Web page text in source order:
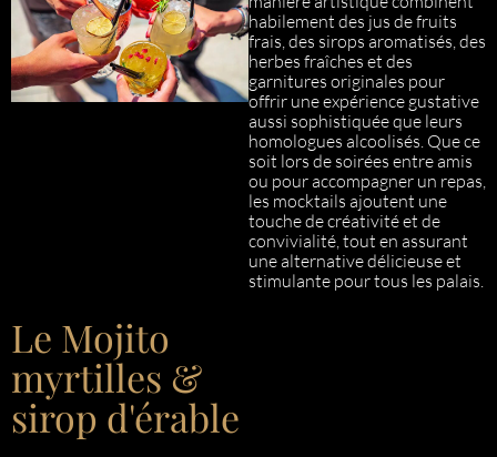
habilement des jus de fruits
frais, des sirops aromatisés, des
herbes fraîches et des
garnitures originales pour
offrir une expérience gustative
aussi sophistiquée que leurs
homologues alcoolisés. Que ce
soit lors de soirées entre amis
ou pour accompagner un repas,
les mocktails ajoutent une
touche de créativité et de
convivialité, tout en assurant
une alternative délicieuse et
stimulante pour tous les palais.
Le Mojito
myrtilles &
sirop d'érable